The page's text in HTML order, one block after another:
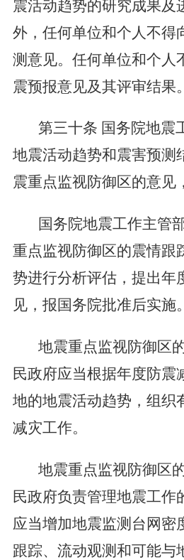
震活动趋势的研究成果及
外，任何单位和个人不得
测意见。任何单位和个人
震预报意见及其评审结果。
第三十条 国务院地震
地震活动趋势和震害预测
震重点监视防御区的意见
国务院地震工作主管
重点监视防御区的震情跟
势进行分析评估，提出年
见，报国务院批准后实施。
地震重点监视防御区
民政府应当根据年度防震
地的地震活动趋势，组织
减灾工作。
地震重点监视防御区
民政府负责管理地震工作
应当增加地震监测台网密
跟踪、流动观测和可能与